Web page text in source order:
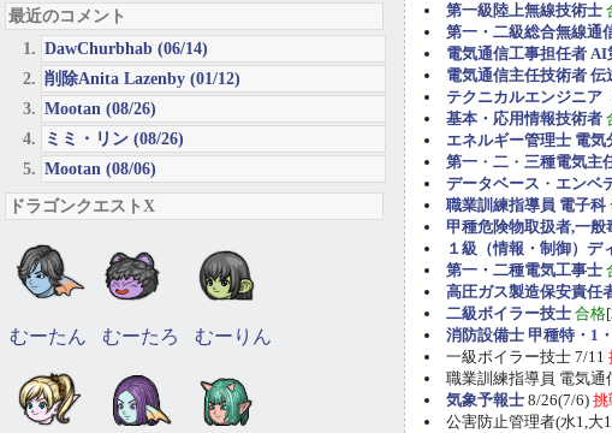
第一級陸上無線技術士
第一・二級総合無線通
電気通信工事担任者 AI
電気通信主任技術者 伝
テクニカルエンジニア
基本・応用情報技術者
エネルギー管理士 電気
第一 ・ 二 ・ 三種電気主
データベース ・ エンベ
職業訓練指導員 電子科
甲種危険物取扱者,一般
１級（情報・制御）デ
第一・二種電気工事士
高圧ガス製造保安責任
二級ボイラー技士 合格
消防設備士 甲種特・1
一級ボイラー技士 7/11
職業訓練指導員 電気
気象予報士 8/26(7/6) 挑
公害防止管理者(水1,大
最近のコメント
DawChurbhab (06/14)
削除Anita Lazenby (01/12)
Mootan (08/26)
ミミ・リン (08/26)
Mootan (08/06)
ドラゴンクエストX
むーたん むーたろ むーりん